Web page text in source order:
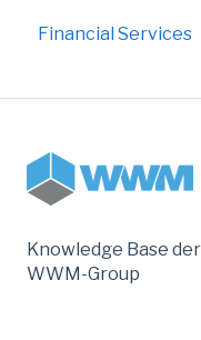
Bereich
Bereich
Bereich "Media"
Grafik
Financial Services
Knowledge Base der
WWM-Group